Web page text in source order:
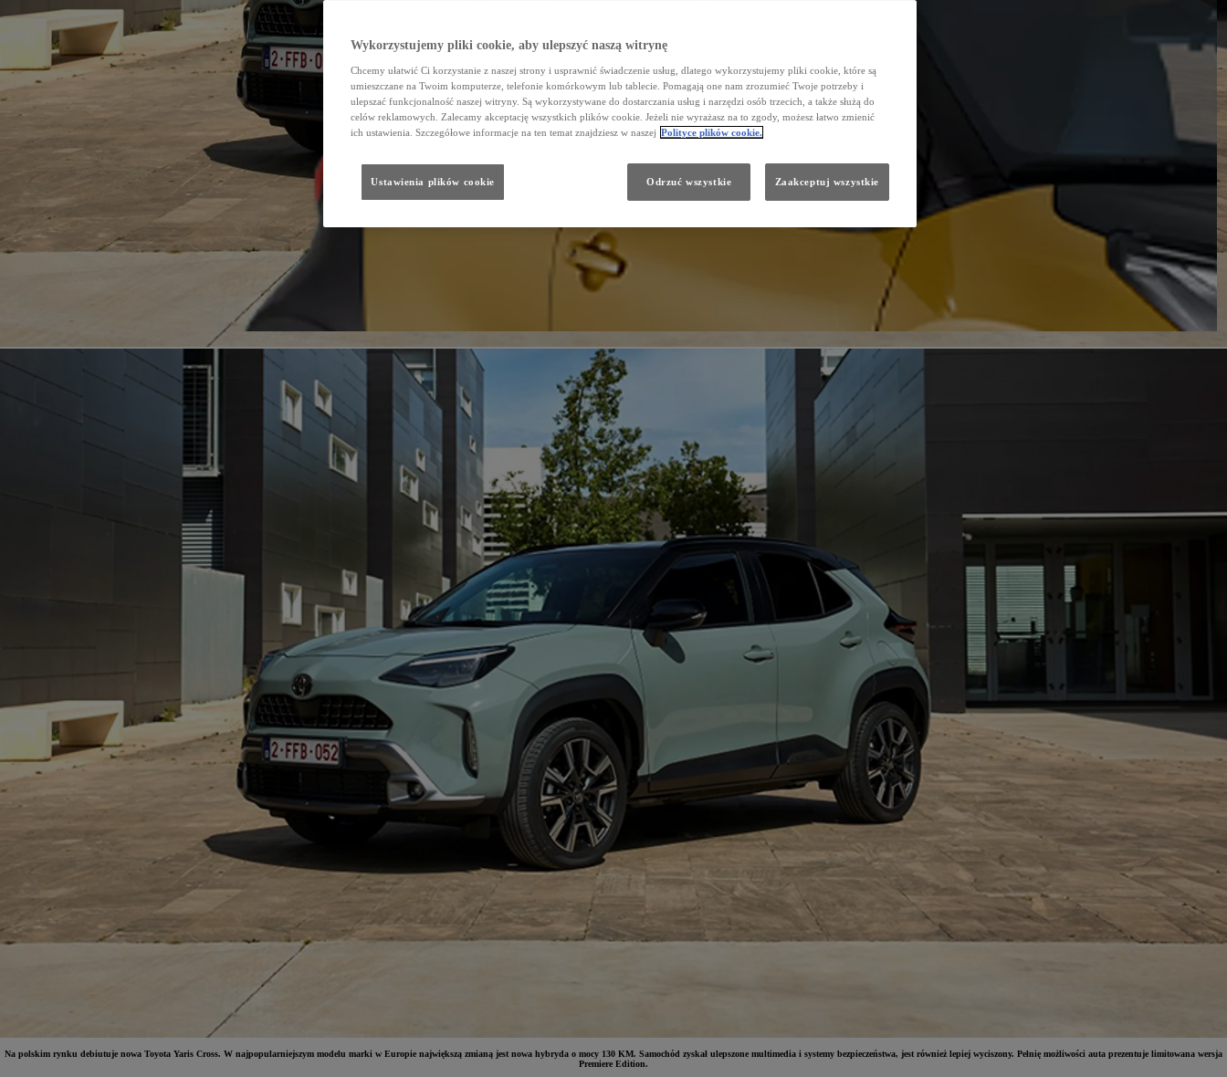
Na polskim rynku debiutuje nowa Toyota Yaris Cross. W najpopularniejszym modelu marki w Europie największą zmianą jest nowa hybryda o mocy 130 KM. Samochód zyskał ulepszone multimedia i systemy bezpieczeństwa, jest również lepiej wyciszony. Pełnię możliwości auta prezentuje limitowana wersja
Premiere Edition.
Wykorzystujemy pliki cookie, aby ulepszyć naszą witrynę
Chcemy ułatwić Ci korzystanie z naszej strony i usprawnić świadczenie usług, dlatego wykorzystujemy pliki cookie, które są
umieszczane na Twoim komputerze, telefonie komórkowym lub tablecie. Pomagają one nam zrozumieć Twoje potrzeby i
ulepszać funkcjonalność naszej witryny. Są wykorzystywane do dostarczania usług i narzędzi osób trzecich, a także służą do
celów reklamowych. Zalecamy akceptację wszystkich plików cookie. Jeżeli nie wyrażasz na to zgody, możesz łatwo zmienić
ich ustawienia. Szczegółowe informacje na ten temat znajdziesz w naszej Polityce plików cookie.
Odrzuć wszystkie Zaakceptuj wszystkie
Ustawienia plików cookie